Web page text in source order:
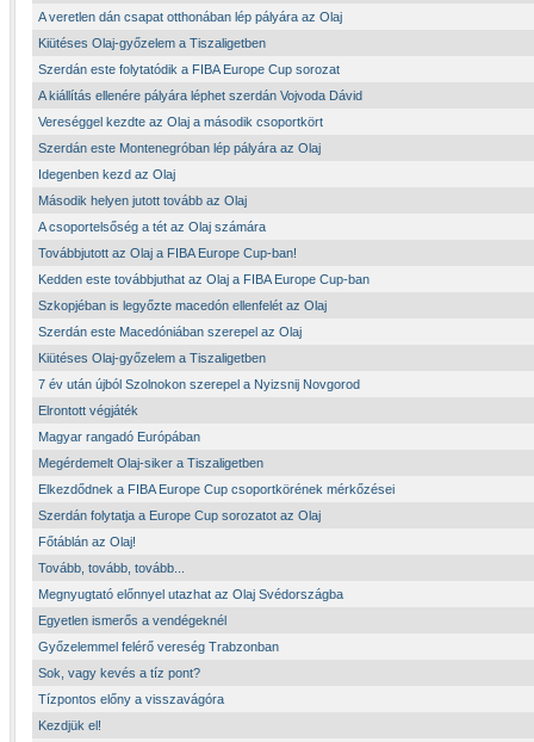
A veretlen dán csapat otthonában lép pályára az Olaj
Kiütéses Olaj-győzelem a Tiszaligetben
Szerdán este folytatódik a FIBA Europe Cup sorozat
A kiállítás ellenére pályára léphet szerdán Vojvoda Dávid
Vereséggel kezdte az Olaj a második csoportkört
Szerdán este Montenegróban lép pályára az Olaj
Idegenben kezd az Olaj
Második helyen jutott tovább az Olaj
A csoportelsőség a tét az Olaj számára
Továbbjutott az Olaj a FIBA Europe Cup-ban!
Kedden este továbbjuthat az Olaj a FIBA Europe Cup-ban
Szkopjéban is legyőzte macedón ellenfelét az Olaj
Szerdán este Macedóniában szerepel az Olaj
Kiütéses Olaj-győzelem a Tiszaligetben
7 év után újból Szolnokon szerepel a Nyizsnij Novgorod
Elrontott végjáték
Magyar rangadó Európában
Megérdemelt Olaj-siker a Tiszaligetben
Elkezdődnek a FIBA Europe Cup csoportkörének mérkőzései
Szerdán folytatja a Europe Cup sorozatot az Olaj
Főtáblán az Olaj!
Tovább, tovább, tovább...
Megnyugtató előnnyel utazhat az Olaj Svédországba
Egyetlen ismerős a vendégeknél
Győzelemmel felérő vereség Trabzonban
Sok, vagy kevés a tíz pont?
Tízpontos előny a visszavágóra
Kezdjük el!